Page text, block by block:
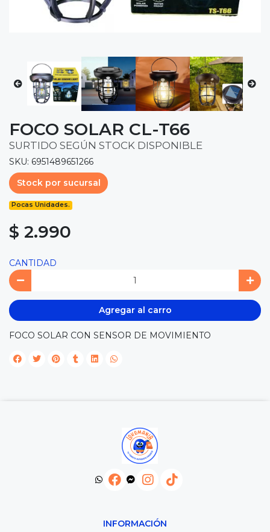
FOCO SOLAR CL-T66
SURTIDO SEGÚN STOCK DISPONIBLE
SKU: 6951489651266
Stock por sucursal
Pocas Unidades.
$ 2.990
CANTIDAD
Agregar al carro
FOCO SOLAR CON SENSOR DE MOVIMIENTO
INFORMACIÓN